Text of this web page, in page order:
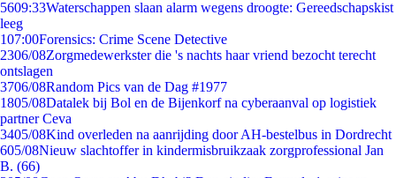
5609:33Waterschappen slaan alarm wegens droogte: Gereedschapskist
leeg
107:00Forensics: Crime Scene Detective
2306/08Zorgmedewerkster die 's nachts haar vriend bezocht terecht
ontslagen
3706/08Random Pics van de Dag #1977
1805/08Datalek bij Bol en de Bijenkorf na cyberaanval op logistiek
partner Ceva
3405/08Kind overleden na aanrijding door AH-bestelbus in Dordrecht
605/08Nieuw slachtoffer in kindermisbruikzaak zorgprofessional Jan
B. (66)